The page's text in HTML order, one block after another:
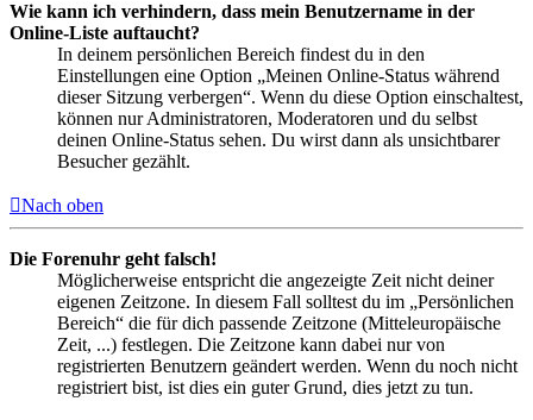
Wie kann ich verhindern, dass mein Benutzername in der
Online-Liste auftaucht?
In deinem persönlichen Bereich findest du in den
Einstellungen eine Option „Meinen Online-Status während
dieser Sitzung verbergen“. Wenn du diese Option einschaltest,
können nur Administratoren, Moderatoren und du selbst
deinen Online-Status sehen. Du wirst dann als unsichtbarer
Besucher gezählt.
Nach oben
Die Forenuhr geht falsch!
Möglicherweise entspricht die angezeigte Zeit nicht deiner
eigenen Zeitzone. In diesem Fall solltest du im „Persönlichen
Bereich“ die für dich passende Zeitzone (Mitteleuropäische
Zeit, ...) festlegen. Die Zeitzone kann dabei nur von
registrierten Benutzern geändert werden. Wenn du noch nicht
registriert bist, ist dies ein guter Grund, dies jetzt zu tun.